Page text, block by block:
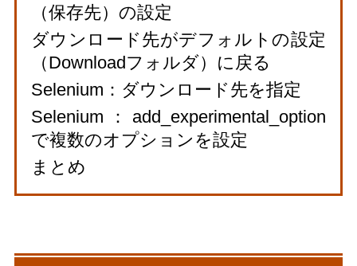
（保存先）の設定
ダウンロード先がデフォルトの設定
（Downloadフォルダ）に戻る
Selenium：ダウンロード先を指定
Selenium：add_experimental_option
で複数のオプションを設定
まとめ